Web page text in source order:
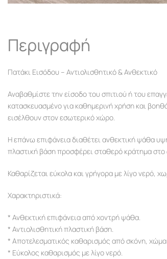
Περιγραφή
Πατάκι Εισόδου – Αντιολισθητικό & Ανθεκτικό
Αναβαθμίστε την είσοδο του σπιτιού ή του
κατασκευασμένο για καθημερινή χρήση και
εισέλθουν στον εσωτερικό χώρο.
Η επάνω επιφάνεια διαθέτει ανθεκτική ψάθα
πλαστική βάση προσφέρει σταθερό κράτημα
Καθαρίζεται εύκολα και γρήγορα με λίγο νερό,
Χαρακτηριστικά:
* Ανθεκτική επιφάνεια από χοντρή ψάθα.
* Αντιολισθητική πλαστική βάση.
* Αποτελεσματικός καθαρισμός από σκόνη, χώμα
* Εύκολος καθαρισμός με λίγο νερό.